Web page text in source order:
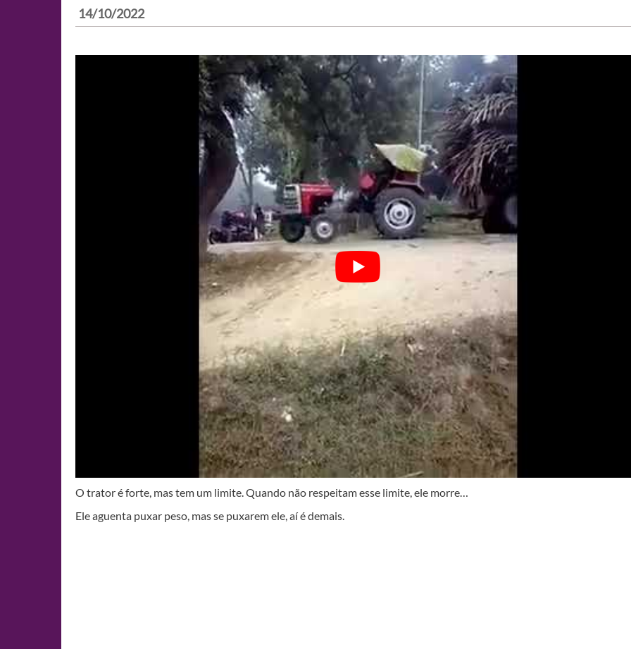
14/10/2022
O trator é forte, mas tem um limite. Quando não respeitam esse limite, ele morre…
Ele aguenta puxar peso, mas se puxarem ele, aí é demais.